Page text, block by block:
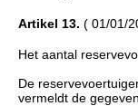
Artikel 13. ( 01/01/
Het aantal
De
vermeldt de